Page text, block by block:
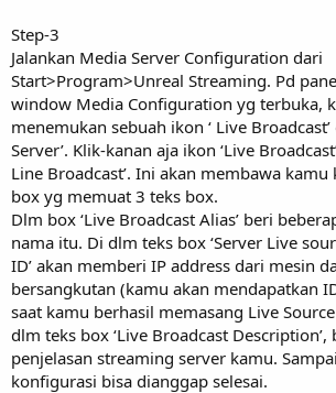
Step-3
Jalankan Media Server Configuration dari
Start>Program>Unreal Streaming. Pd
window Media Configuration yg terbuka,
menemukan sebuah ikon ‘ Live
Server’. Klik-kanan aja ikon ‘Live
Line Broadcast’. Ini akan membawa kamu
box yg memuat 3 teks box.
Dlm box ‘Live Broadcast Alias’ beri
nama itu. Di dlm teks box ‘Server Live
ID’ akan memberi IP address dari mesin
bersangkutan (kamu akan mendapatkan
saat kamu berhasil memasang Live
dlm teks box ‘Live Broadcast Description’,
penjelasan streaming server kamu.
konfigurasi bisa dianggap selesai.